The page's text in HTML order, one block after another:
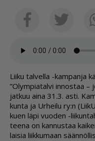
Facebook
Lii­ku tal­vel­la -kam­pan­ja
”Olym­pi­a­tal­vi in­nos­taa –
jat­kuu ai­na 31.3. as­ti.
kun­ta ja Ur­hei­lu ry:n
ku­en läpi vuo­den -
tee­na on kan­nus­taa
lai­sia liik­ku­maan